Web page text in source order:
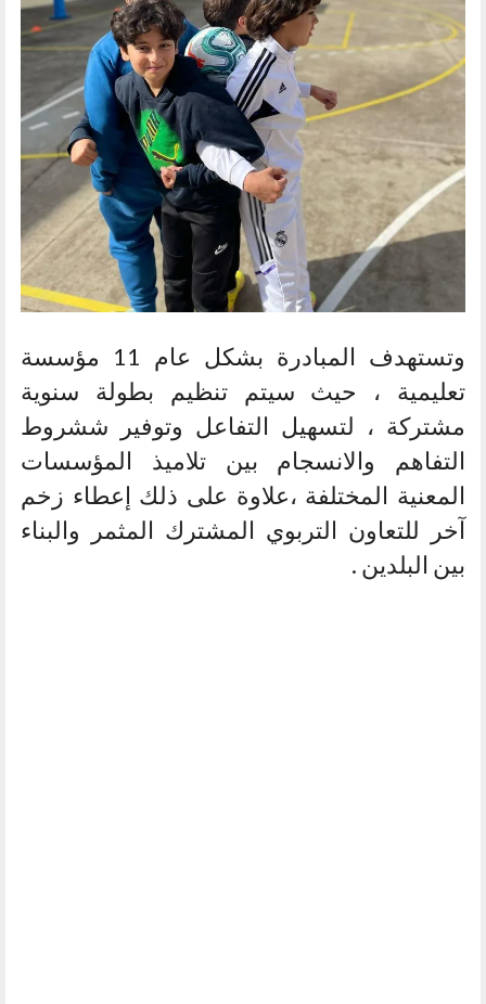
وتستهدف المبادرة بشكل عام 11 مؤسسة
تعليمية ، حيث سيتم تنظيم بطولة سنوية
مشتركة ، لتسهيل التفاعل وتوفير ششروط
التفاهم والانسجام بين تلاميذ المؤسسات
المعنية المختلفة ،علاوة على ذلك إعطاء زخم
آخر للتعاون التربوي المشترك المثمر والبناء
بين البلدين .